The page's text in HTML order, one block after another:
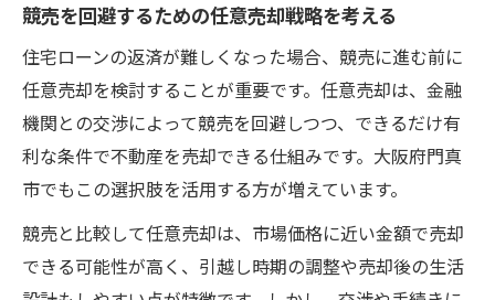
競売を回避するための任意売却戦略を考える
住宅ローンの返済が難しくなった場合、競売に進む前に
任意売却を検討することが重要です。任意売却は、金融
機関との交渉によって競売を回避しつつ、できるだけ有
利な条件で不動産を売却できる仕組みです。大阪府門真
市でもこの選択肢を活用する方が増えています。
競売と比較して任意売却は、市場価格に近い金額で売却
できる可能性が高く、引越し時期の調整や売却後の生活